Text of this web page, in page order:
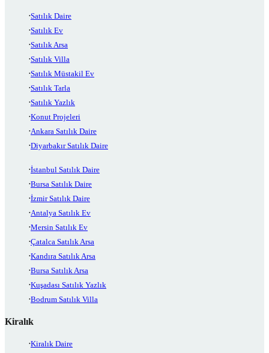
Satılık Daire
Satılık Ev
Satılık Arsa
Satılık Villa
Satılık Müstakil Ev
Satılık Tarla
Satılık Yazlık
Konut Projeleri
Ankara Satılık Daire
Diyarbakır Satılık Daire
İstanbul Satılık Daire
Bursa Satılık Daire
İzmir Satılık Daire
Antalya Satılık Ev
Mersin Satılık Ev
Çatalca Satılık Arsa
Kandıra Satılık Arsa
Bursa Satılık Arsa
Kuşadası Satılık Yazlık
Bodrum Satılık Villa
Kiralık
Kiralık Daire